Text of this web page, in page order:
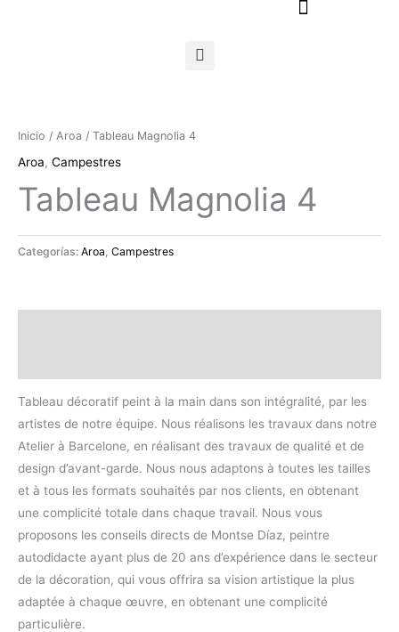
Inicio / Aroa / Tableau Magnolia 4
Aroa, Campestres
Tableau Magnolia 4
Categorías: Aroa Campestres
Tableau décoratif peint à la main dans son intégralité, par les
artistes de notre équipe. Nous réalisons les travaux dans notre
Atelier à Barcelone, en réalisant des travaux de qualité et de
design d’avant-garde. Nous nous adaptons à toutes les tailles
et à tous les formats souhaités par nos clients, en obtenant
une complicité totale dans chaque travail. Nous vous
proposons les conseils directs de Montse Díaz, peintre
autodidacte ayant plus de 20 ans d’expérience dans le secteur
de la décoration, qui vous offrira sa vision artistique la plus
adaptée à chaque œuvre, en obtenant une complicité
particulière.